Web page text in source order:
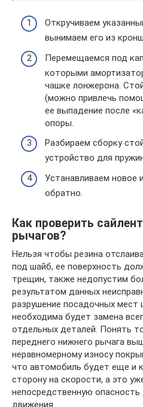
Откручиваем
вынимаем его из
Перемещаемся под
которыми
чашке лонжерона.
(можно привлечь
ее выпадение после
опоры.
Разбираем сборку
устройство для
Устанавливаем новое
обратно.
Как проверить
рычагов?
Нельзя чтобы резина
под шайб, ее поверхность
трещин, также недопустим
результатом данных
разрушение посадочных мест
необходима будет замена
отдельных деталей. Понять
переднего нижнего рычага
неравномерному износу
что автомобиль будет еще и
сторону на скорости, а это
непосредственную опасность
движения.